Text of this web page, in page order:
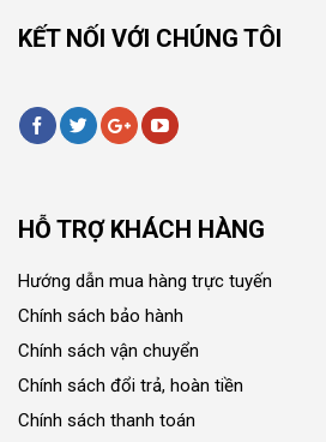
KẾT NỐI VỚI CHÚNG TÔI
HỖ TRỢ KHÁCH HÀNG
Hướng dẫn mua hàng trực tuyến
Chính sách bảo hành
Chính sách vận chuyển
Chính sách đổi trả, hoàn tiền
Chính sách thanh toán